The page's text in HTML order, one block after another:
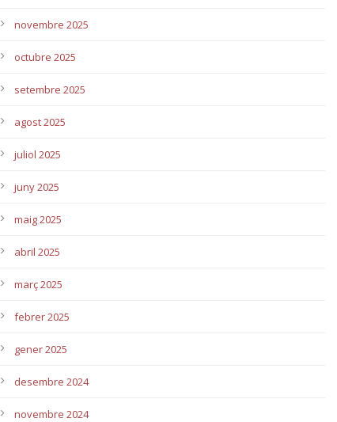
novembre 2025
octubre 2025
setembre 2025
agost 2025
juliol 2025
juny 2025
maig 2025
abril 2025
març 2025
febrer 2025
gener 2025
desembre 2024
novembre 2024